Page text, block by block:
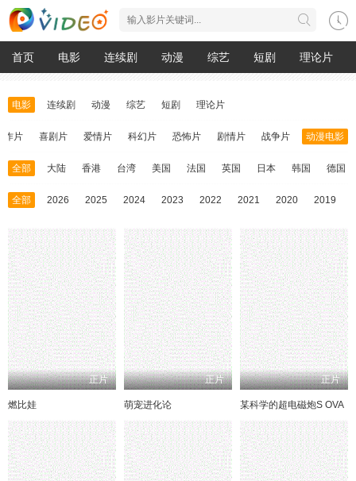
首页 电影 连续剧 动漫 综艺 短剧 理论片
电影 连续剧 动漫 综艺 短剧 理论片
作片 喜剧片 爱情片 科幻片 恐怖片 剧情片 战争片 动漫电影
全部 大陆 香港 台湾 美国 法国 英国 日本 韩国 德国
全部 2026 2025 2024 2023 2022 2021 2020 2019
正片
燃比娃
正片
萌宠进化论
正片
某科学的超电磁炮S OVA